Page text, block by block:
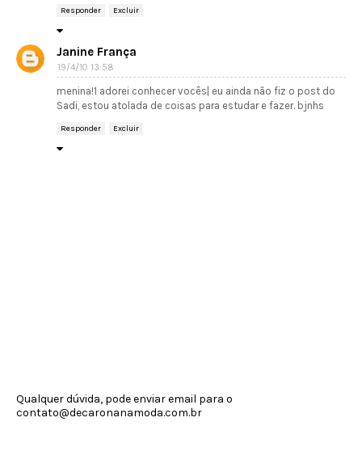
Responder Excluir
Janine França
19/4/10 13:58
menina!1 adorei conhecer vocês| eu ainda não fiz o post do
Sadi, estou atolada de coisas para estudar e fazer. bjnhs
Responder Excluir
Qualquer dúvida, pode enviar email para o
contato@decaronanamoda.com.br